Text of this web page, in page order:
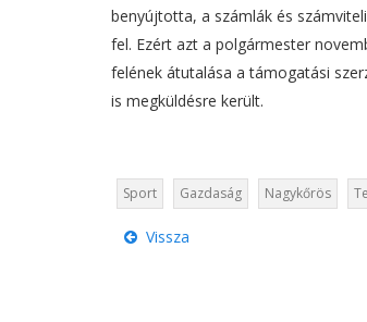
benyújtotta, a számlák és
fel. Ezért azt a polgármester
felének átutalása a támogatási
is megküldésre került.
Sport Gazdaság Nagykőrös
Vissza